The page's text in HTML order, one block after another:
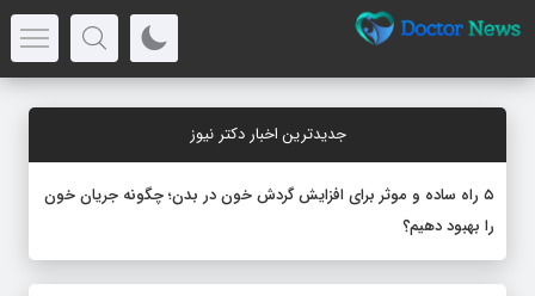
جدیدترین اخبار دکتر نیوز
۵ راه ساده و موثر برای افزایش گردش خون در بدن؛ چگونه جریان خون
را بهبود دهیم؟